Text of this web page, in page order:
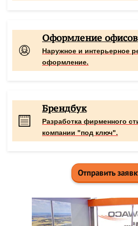
Оформление офисов
Наружное и интерьерное
оформление.
Брендбук
Разработка фирменного
компании "под ключ".
Отправить